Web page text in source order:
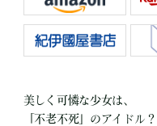
美しく可憐な少女は、
「不老不死」のアイドル？